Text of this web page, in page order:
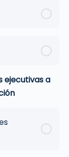
ejecutivas a